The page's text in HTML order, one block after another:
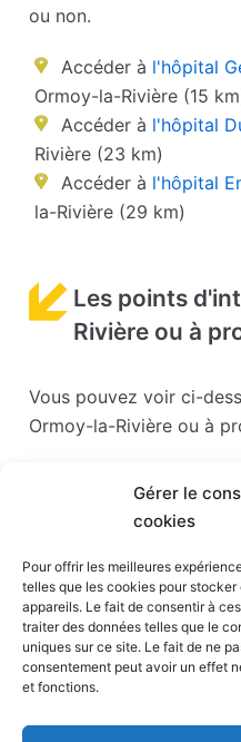
Gérer le
cookies
Pour offrir les meilleures
telles que les cookies pour
appareils. Le fait de consentir à
traiter des données telles que le
uniques sur ce site. Le fait de ne
consentement peut avoir un effet
et fonctions.
ou non.
Accéder à l'hôpital
Ormoy-la-Rivière (15
Accéder à l'hôpital
Rivière (23 km)
Accéder à l'hôpital
la-Rivière (29 km)
Les points
Rivière ou à
Vous pouvez voir ci-
Ormoy-la-Rivière ou à
desservis en matière
sur l'un des liens ci-
sur l'accessibilité en
stations de taxis du
Parc Babyland(21
Parc France
Aquaboulevard(30